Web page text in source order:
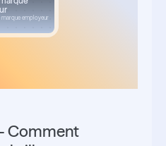
marque employeur
Comment